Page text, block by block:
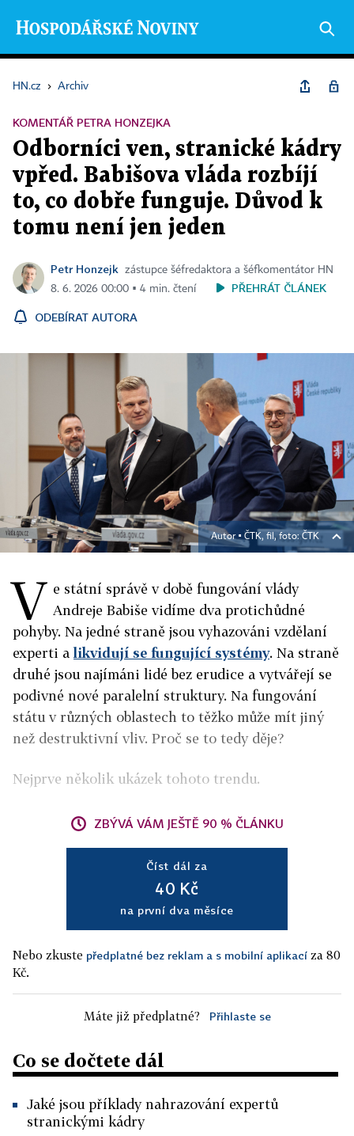
HN.cz › Archiv
KOMENTÁŘ PETRA HONZEJKA
Odborníci ven, stranické kádry
vpřed. Babišova vláda rozbíjí
to, co dobře funguje. Důvod k
tomu není jen jeden
Petr Honzejk
zástupce šéfredaktora a šéfkomentátor HN
8. 6. 2026 00:00 ▪ 4 min. čtení
PŘEHRÁT ČLÁNEK
ODEBÍRAT AUTORA
Autor ▪ ČTK, fil, foto: ČTK
V e státní správě v době fungování vlády
Andreje Babiše vidíme dva protichůdné
pohyby. Na jedné straně jsou vyhazováni vzdělaní
experti a likvidují se fungující systémy. Na straně
druhé jsou najímáni lidé bez erudice a vytvářejí se
podivné nové paralelní struktury. Na fungování
státu v různých oblastech to těžko může mít jiný
než destruktivní vliv. Proč se to tedy děje?
Nejprve několik ukázek tohoto trendu.
ZBÝVÁ VÁM JEŠTĚ 90 % ČLÁNKU
Číst dál za
40 Kč
na první dva měsíce
Nebo zkuste předplatné bez reklam a s mobilní aplikací za 80
Kč.
Máte již předplatné? Přihlaste se
Co se dočtete dál
Jaké jsou příklady nahrazování expertů
stranickými kádry